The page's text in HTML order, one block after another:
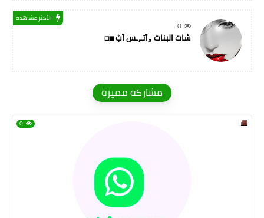
0
الأكثر مشاهدة
شات البنات ۅآتـ,ـس آبْ ◼◻
مشاركة مميزة
0